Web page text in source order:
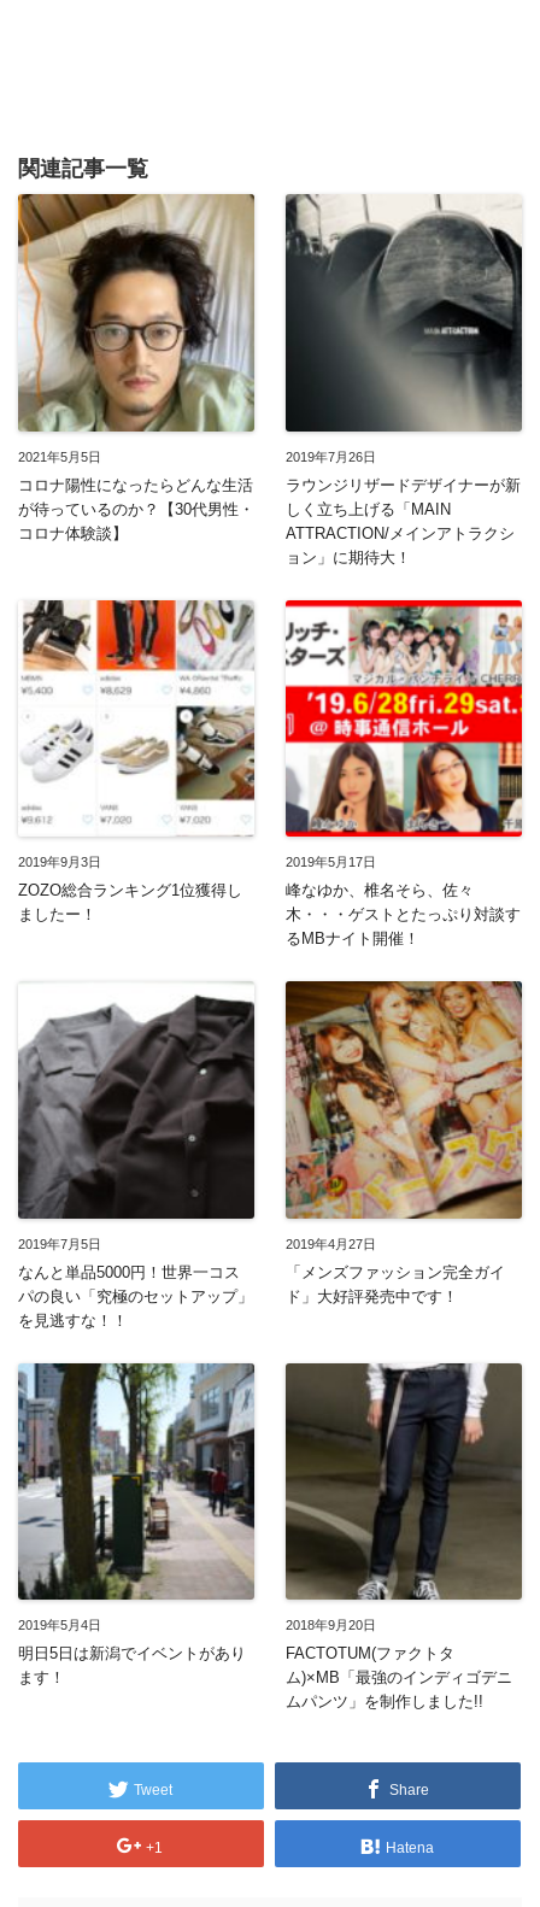
関連記事一覧
2021年5月5日
コロナ陽性になったらどんな生活
が待っているのか？【30代男性・
コロナ体験談】
2019年7月26日
ラウンジリザードデザイナーが新
しく立ち上げる「MAIN
ATTRACTION/メインアトラクシ
ョン」に期待大！
2019年9月3日
ZOZO総合ランキング1位獲得し
ましたー！
2019年5月17日
峰なゆか、椎名そら、佐々
木・・・ゲストとたっぷり対談す
るMBナイト開催！
2019年7月5日
なんと単品5000円！世界一コス
パの良い「究極のセットアップ」
を見逃すな！！
2019年4月27日
「メンズファッション完全ガイ
ド」大好評発売中です！
2019年5月4日
明日5日は新潟でイベントがあり
ます！
2018年9月20日
FACTOTUM(ファクトタ
ム)×MB「最強のインディゴデニ
ムパンツ」を制作しました!!
Tweet Share
+1 Hatena